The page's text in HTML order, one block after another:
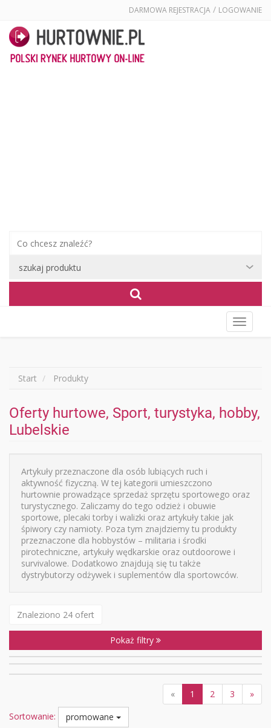
DARMOWA REJESTRACJA / LOGOWANIE
menu
Start Produkty
Oferty hurtowe, Sport, turystyka, hobby,
Lubelskie
Artykuły przeznaczone dla osób lubiących ruch i
aktywność fizyczną. W tej kategorii umieszczono
hurtownie prowadzące sprzedaż sprzętu sportowego oraz
turystycznego. Zaliczamy do tego odzież i obuwie
sportowe, plecaki torby i walizki oraz artykuły takie jak
śpiwory czy namioty. Poza tym znajdziemy tu produkty
przeznaczone dla hobbystów – militaria i środki
pirotechniczne, artykuły wędkarskie oraz outdoorowe i
survivalowe. Dodatkowo znajdują się tu także
dystrybutorzy odżywek i suplementów dla sportowców.
Znaleziono 24 ofert
Pokaż filtry
« 1 2 3
»
Sortowanie:
promowane